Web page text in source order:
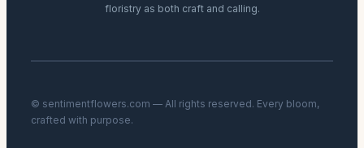
floristry as both craft and calling.
© sentimentflowers.com — All rights reserved. Every bloom,
crafted with purpose.